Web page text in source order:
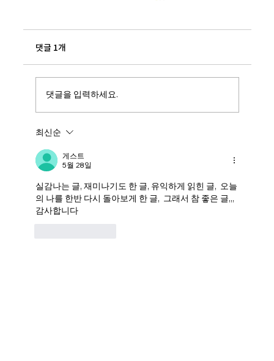
[공지] 본사 임직원 대상 사무실 스트레칭 방
송 안내
댓글 1개
댓글을 입력하세요.
최신순
게스트
5월 28일
실감나는 글, 재미나기도 한 글, 유익하게 읽힌 글,  오늘
의 나를 한반 다시 돌아보게 한 글,  그래서 참 좋은 글,,,
감사합니다